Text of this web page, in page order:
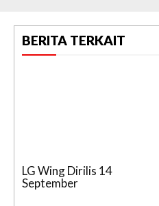
BERITA TERKAIT
LG Wing Dirilis 14
September